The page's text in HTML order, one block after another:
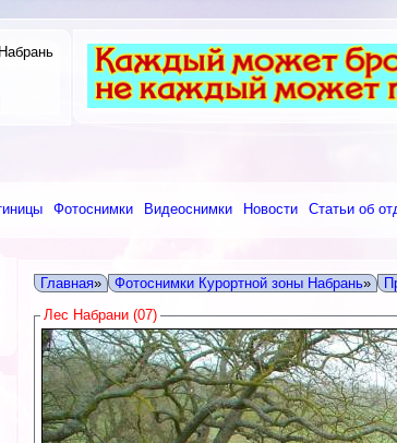
Фотоснимки Видеоснимки Новости Статьи об
Главная» Фотоснимки Курортной зоны Набрань»
Лес Набрани (07)